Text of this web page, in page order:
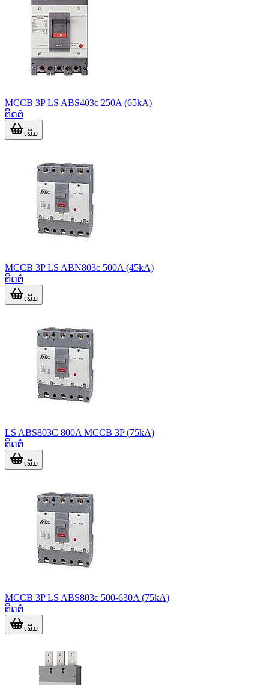
MCCB 3P LS ABS403c 250A (65kA)
ຕິດຕໍ່
ເພີ່ມ
MCCB 3P LS ABN803c 500A (45kA)
ຕິດຕໍ່
ເພີ່ມ
LS ABS803C 800A MCCB 3P (75kA)
ຕິດຕໍ່
ເພີ່ມ
MCCB 3P LS ABS803c 500-630A (75kA)
ຕິດຕໍ່
ເພີ່ມ